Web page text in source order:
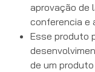
aprovação de
conferencia e
Esse produto
de um